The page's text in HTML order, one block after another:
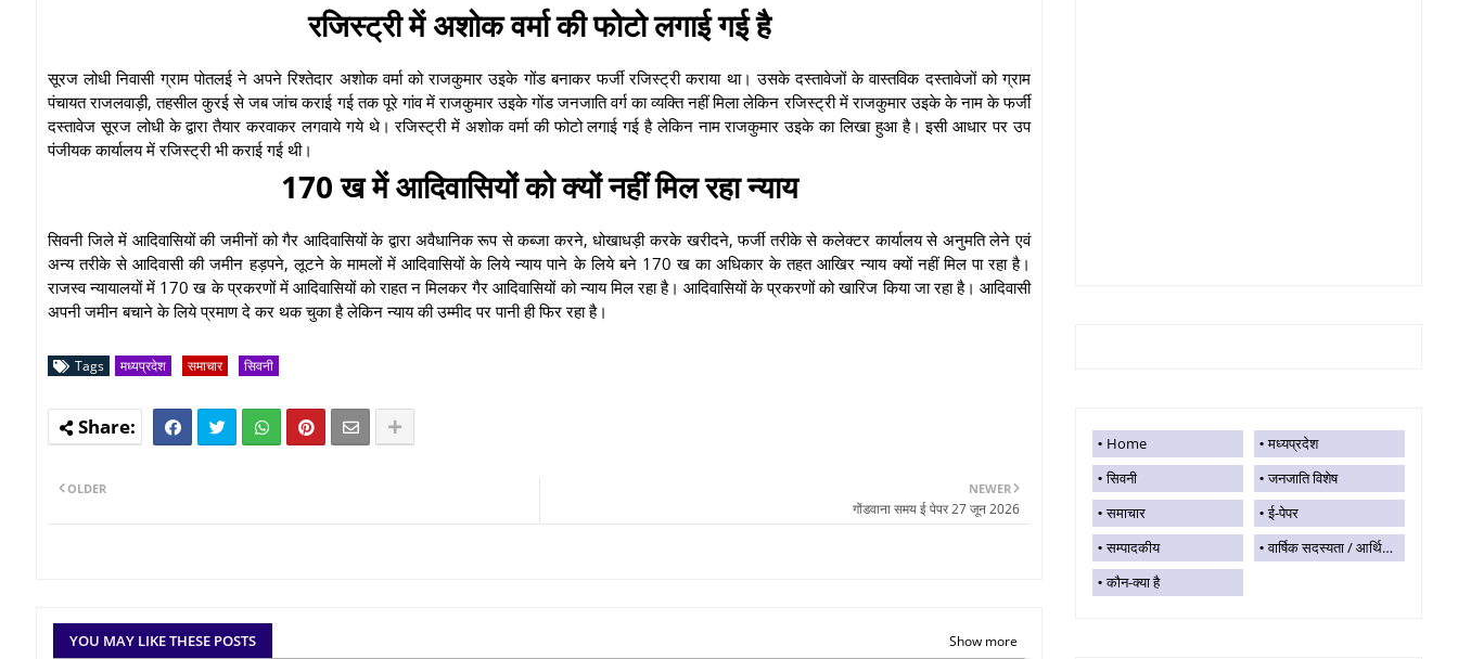
रजिस्ट्री में अशोक वर्मा की फोटो लगाई गई है
सूरज लोधी निवासी ग्राम पोतलई ने अपने रिश्तेदार अशोक वर्मा को राजकुमार उइके गोंड बनाकर फर्जी रजिस्ट्री कराया था। उसके दस्तावेजों के वास्तविक दस्तावेजों को ग्राम
पंचायत राजलवाड़ी, तहसील कुरई से जब जांच कराई गई तक पूरे गांव में राजकुमार उइके गोंड जनजाति वर्ग का व्यक्ति नहीं मिला लेकिन रजिस्ट्री में राजकुमार उइके के नाम के फर्जी
दस्तावेज सूरज लोधी के द्वारा तैयार करवाकर लगवाये गये थे। रजिस्ट्री में अशोक वर्मा की फोटो लगाई गई है लेकिन नाम राजकुमार उइके का लिखा हुआ है। इसी आधार पर उप
पंजीयक कार्यालय में रजिस्ट्री भी कराई गई थी।
170 ख में आदिवासियों को क्यों नहीं मिल रहा न्याय
सिवनी जिले में आदिवासियों की जमीनों को गैर आदिवासियों के द्वारा अवैधानिक रूप से कब्जा करने, धोखाधड़ी करके खरीदने, फर्जी तरीके से कलेक्टर कार्यालय से अनुमति लेने एवं
अन्य तरीके से आदिवासी की जमीन हड़पने, लूटने के मामलों में आदिवासियों के लिये न्याय पाने के लिये बने 170 ख का अधिकार के तहत आखिर न्याय क्यों नहीं मिल पा रहा है।
राजस्व न्यायालयों में 170 ख के प्रकरणों में आदिवासियों को राहत न मिलकर गैर आदिवासियों को न्याय मिल रहा है। आदिवासियों के प्रकरणों को खारिज किया जा रहा है। आदिवासी
अपनी जमीन बचाने के लिये प्रमाण दे कर थक चुका है लेकिन न्याय की उम्मीद पर पानी ही फिर रहा है।
Tags मध्यप्रदेश समाचार सिवनी
NEWER
गोंडवाना समय ई पेपर 27 जून 2026
OLDER
YOU MAY LIKE THESE POSTS Show more
Home
मध्यप्रदेश
सिवनी
जनजाति विशेष
समाचार
ई-पेपर
सम्पादकीय
वार्षिक सदस्यता / आर्थिक सहयोग
कौन-क्या है